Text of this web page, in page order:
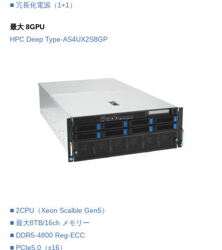
■ 冗長化電源（1+1）
最大 8GPU
HPC Deep Type-AS4UX2S8GP
■ 2CPU（Xeon Scalble Gen5）
■ 最大8TB/16ch メモリー
■ DDR5-4800 Reg-ECC
■ PCIe5.0（x16）